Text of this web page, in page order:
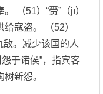
（51）“赍”（jī）
寇盗。 （52）
敌。减少该国的人
于诸侯”，指宾客
新怨。